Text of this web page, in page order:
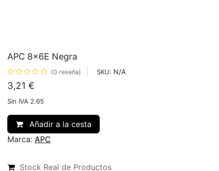
APC 8x6E Negra
(0 reseña) SKU: N/A
3,21 €
Sin IVA 2.65
Añadir a la cesta
Marca: APC
Stock Real de Productos